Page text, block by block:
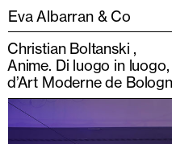
Eva Albarran & Co
Christian Boltanski
Anime. Di luogo in
d’Art Moderne de